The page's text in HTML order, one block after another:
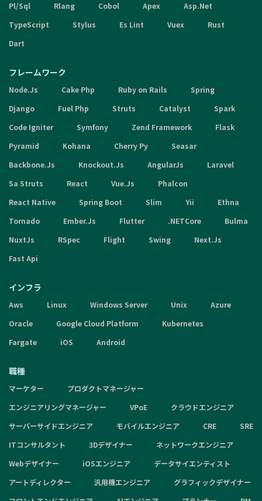
Pl/Sql
Rlang Cobol Apex
Asp.Net
TypeScript
Stylus Es Lint Vuex
Rust
Dart
フレームワーク
Node.Js Cake Php Ruby on Rails
Spring
Django
Fuel Php Struts Catalyst
Spark
Code Igniter
Symfony Zend Framework
Flask
Pyramid
Kohana Cherry Py
Seasar
Backbone.Js
Knockout.Js AngularJs
Laravel
Sa Struts
React Vue.Js
Phalcon
React Native
Spring Boot Slim Yii
Ethna
Tornado
Ember.Js Flutter .NETCore
Bulma
NuxtJs
RSpec Flight Swing
Next.Js
Fast Api
インフラ
Aws Linux Windows Server Unix
Azure
Oracle
Google Cloud Platform
Kubernetes
Fargate
iOS Android
職種
マーケター
プロダクトマネージャー
エンジニアリングマネージャー
VPoE
クラウドエンジニア
サーバーサイドエンジニア
モバイルエンジニア CRE
SRE
ITコンサルタント
3Dデザイナー
ネットワークエンジニア
Webデザイナー
iOSエンジニア
データサイエンティスト
アートディレクター
汎用機エンジニア
グラフィックデザイナー